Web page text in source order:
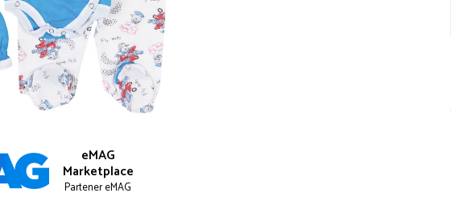
eMAG
Marketplace
Partener eMAG